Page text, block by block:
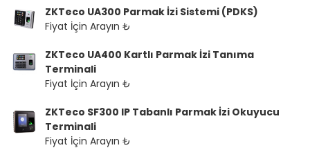
ZKTeco UA300 Parmak İzi Sistemi (PDKS)
Fiyat İçin Arayın ₺
ZKTeco UA400 Kartlı Parmak İzi Tanıma
Terminali
Fiyat İçin Arayın ₺
ZKTeco SF300 IP Tabanlı Parmak İzi Okuyucu
Terminali
Fiyat İçin Arayın ₺